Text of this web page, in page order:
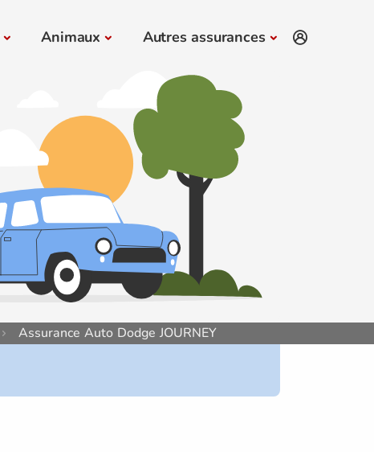
Animaux Autres assurances
Assurance Auto Dodge JOURNEY